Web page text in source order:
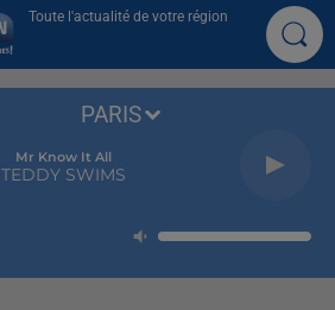
Toute l'actualité de votre région
Mr Know It All
TEDDY SWIMS
PARIS